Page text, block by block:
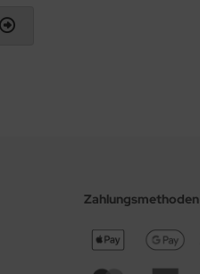
Zahlungsmethoden